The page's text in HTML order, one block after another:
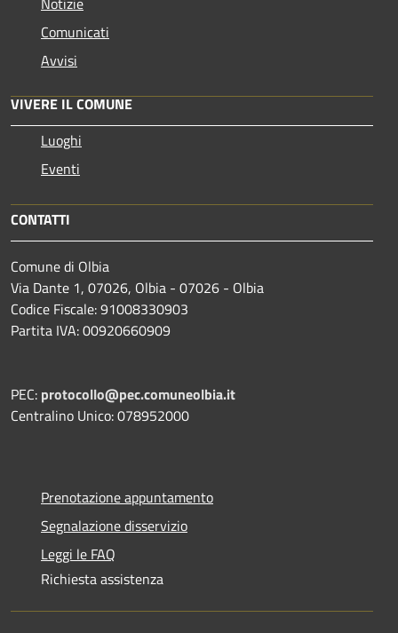
Comunicati
Avvisi
VIVERE IL COMUNE
Luoghi
Eventi
CONTATTI
Comune di Olbia
Via Dante 1, 07026, Olbia - 07026 - Olbia
Codice Fiscale: 91008330903
Partita IVA: 00920660909
PEC: protocollo@pec.comuneolbia.it
Centralino Unico: 078952000
Prenotazione appuntamento
Segnalazione disservizio
Leggi le FAQ
Richiesta assistenza